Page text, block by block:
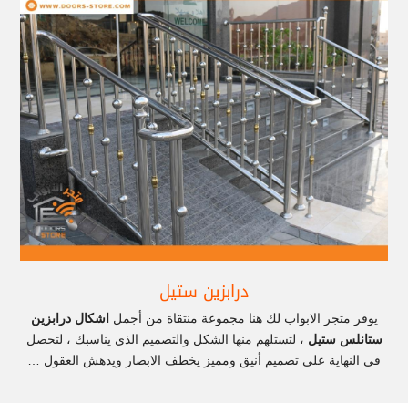
درابزين ستيل
يوفر متجر الابواب لك هنا مجموعة منتقاة من أجمل اشكال درابزين
ستانلس ستيل ، لتستلهم منها الشكل والتصميم الذي يناسبك ، لتحصل
في النهاية على تصميم أنيق ومميز يخطف الابصار ويدهش العقول …